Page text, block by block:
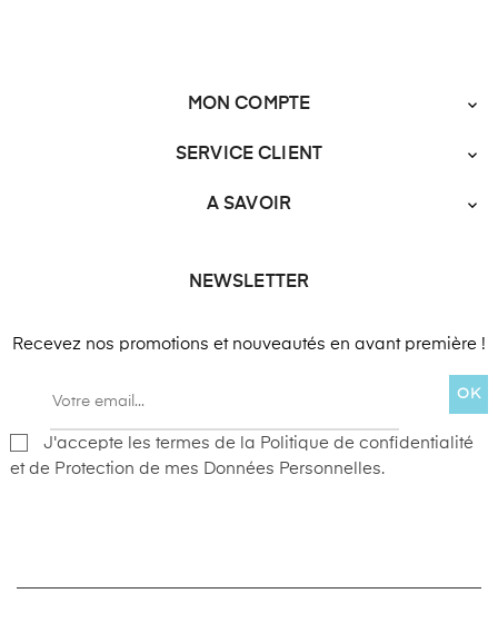
MON COMPTE 
SERVICE CLIENT 
A SAVOIR 
NEWSLETTER
Recevez nos promotions et nouveautés en avant première !
OK
J'accepte les termes de la Politique de confidentialité
et de Protection de mes Données Personnelles.